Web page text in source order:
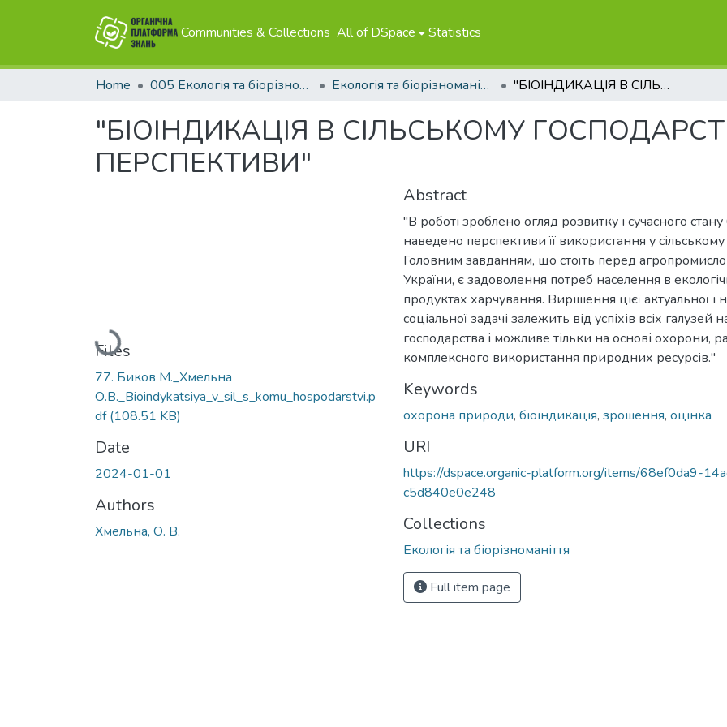
Communities & Collections All of DSpace Statistics
Home 005 Екологія та біорізноманіття Екологія та біорізноманіття "БІОІНДИКАЦІЯ В СІЛЬСЬКОМУ ГОСПОДАРСТВІ: СТАН, ПЕРСПЕКТИВИ"
"БІОІНДИКАЦІЯ В СІЛЬСЬКОМУ
ПЕРСПЕКТИВИ"
Loading...
Files
77. Биков М._Хмельна
О.В._Bioindykatsiya_v_sil_s_komu_hospodarstvi.p
df(108.51 KB)
Date
2024-01-01
Authors
Хмельна, О. В.
Abstract
"В роботі зроблено огляд розвитку і сучасного стану
наведено перспективи її використання у сільському
Головним завданням, що стоїть перед
України, є задоволення потреб населення в
продуктах харчування. Вирішення цієї актуальної і
соціальної задачі залежить від успіхів всіх галузей
господарства і можливе тільки на основі охорони,
комплексного використання природних ресурсів."
Keywords
охорона природи, біоіндикація, зрошення, оцінка
URI
https://dspace.organic-platform.org/items/68ef0da9-
c5d840e0e248
Collections
Екологія та біорізноманіття
Full item page